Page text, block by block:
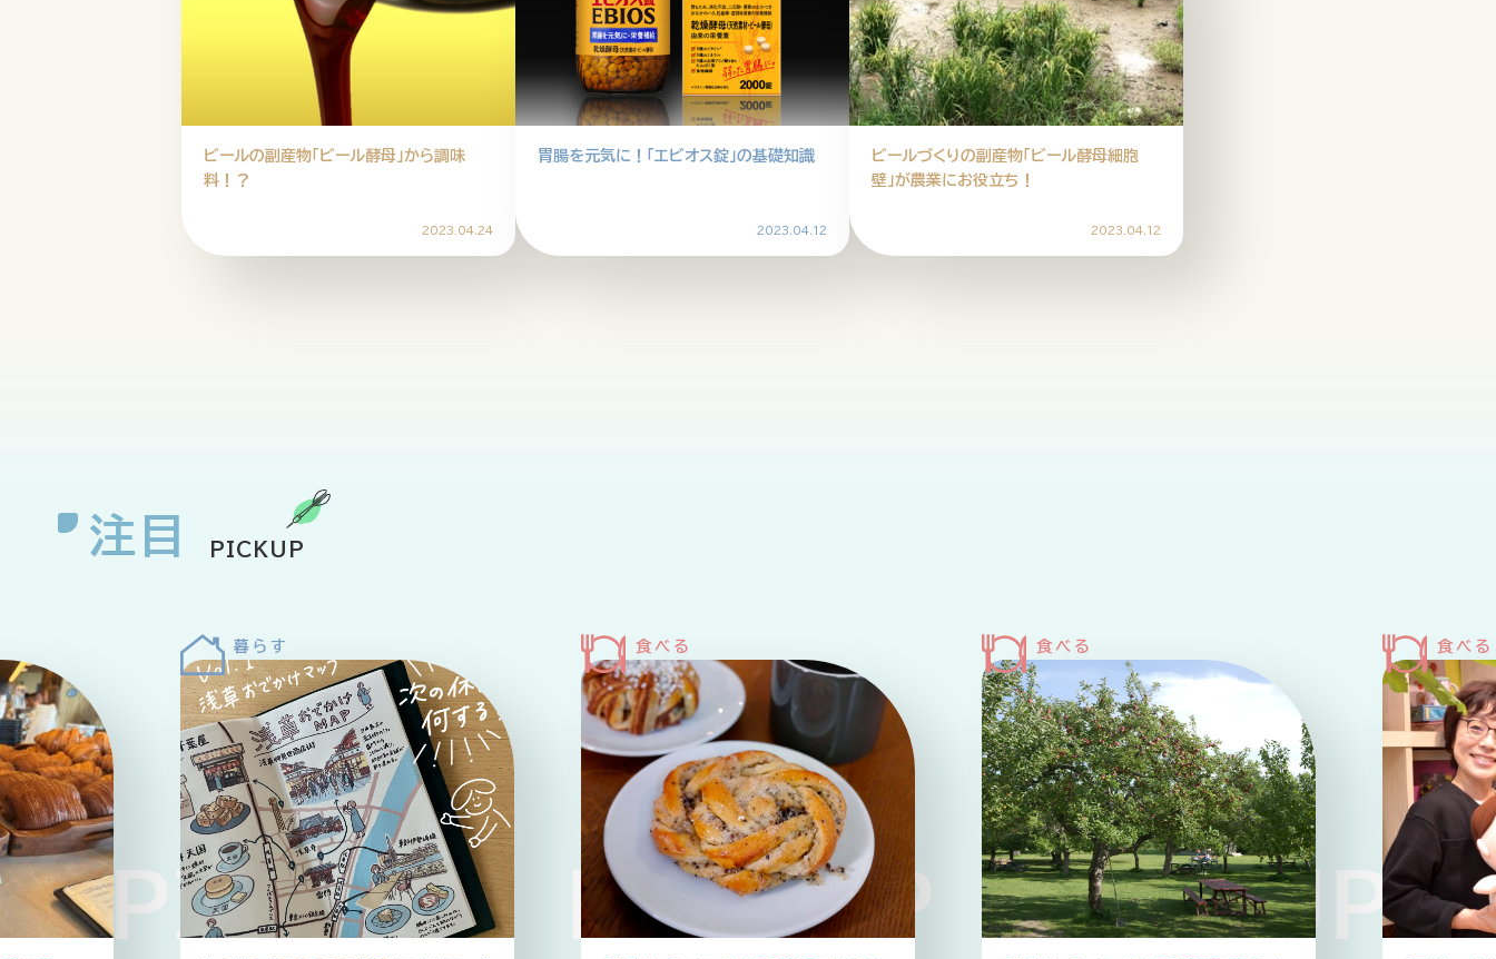
ビールの副産物「ビール酵母」から調味
料！？
2023.04.24
胃腸を元気に！「エビオス錠」の基礎知識
2023.04.12
ビールづくりの副産物「ビール酵母細胞
壁」が農業にお役立ち！
2023.04.12
注目 PICKUP
PICKUP PICKUP